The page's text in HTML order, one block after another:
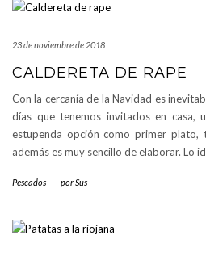
23 de noviembre de 2018
CALDERETA DE RAPE
Con la cercanía de la Navidad es
días que tenemos invitados en casa,
estupenda opción como primer
además es muy sencillo de elaborar. Lo
Pescados - porSus